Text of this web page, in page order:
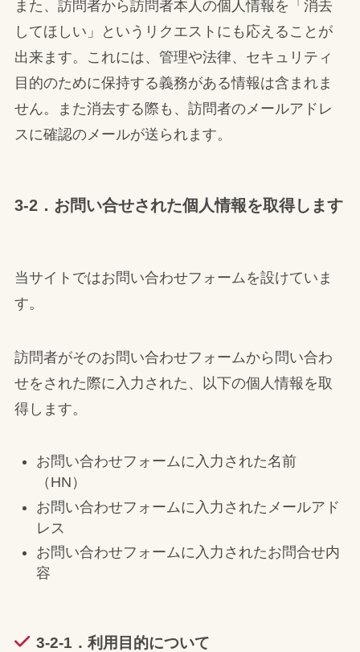
また、訪問者から訪問者本人の個人情報を「消去
してほしい」というリクエストにも応えることが
出来ます。これには、管理や法律、セキュリティ
目的のために保持する義務がある情報は含まれま
せん。また消去する際も、訪問者のメールアドレ
スに確認のメールが送られます。
3-2．お問い合せされた個人情報を取得します
当サイトではお問い合わせフォームを設けていま
す。
訪問者がそのお問い合わせフォームから問い合わ
せをされた際に入力された、以下の個人情報を取
得します。
お問い合わせフォームに入力された名前
（HN）
お問い合わせフォームに入力されたメールアド
レス
お問い合わせフォームに入力されたお問合せ内
容
3-2-1．利用目的について